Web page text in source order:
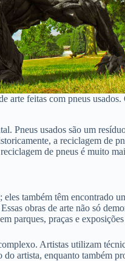
arte feitas com pneus
Pneus usados são um
a reciclagem de
de pneus é muito
também têm
obras de arte não só
parques, praças e
Artistas utilizam
artista, enquanto também